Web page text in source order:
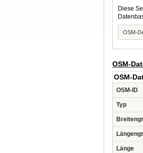
Diese
OSM-
OSM-
OSM-
OSM-ID
Typ
Länge